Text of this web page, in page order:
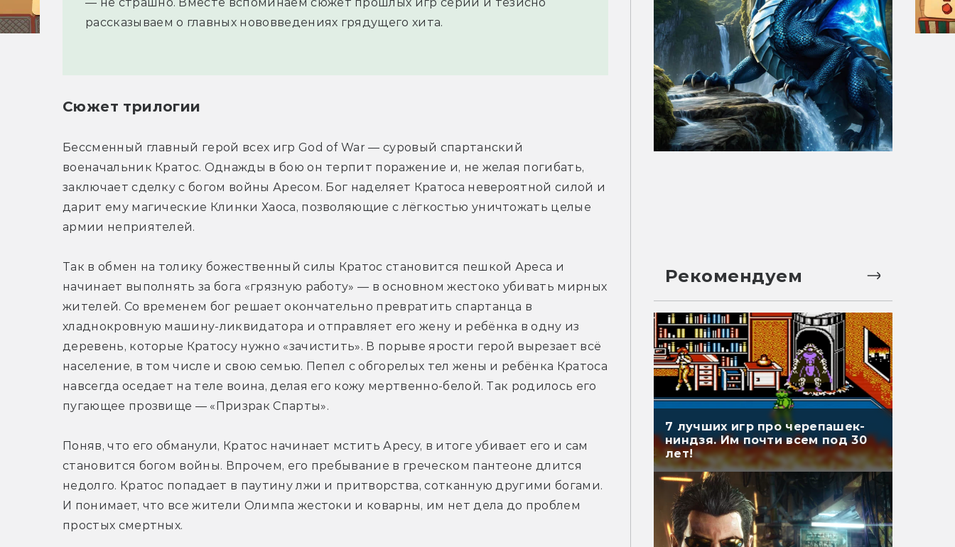
рассказываем о главных нововведениях грядущего хита.
Сюжет трилогии
Бессменный главный герой всех игр God of War — суровый спартанский
военачальник Кратос. Однажды в бою он терпит поражение и, не желая погибать,
заключает сделку с богом войны Аресом. Бог наделяет Кратоса невероятной силой и
дарит ему магические Клинки Хаоса, позволяющие с лёгкостью уничтожать целые
армии неприятелей.
Так в обмен на толику божественный силы Кратос становится пешкой Ареса и
начинает выполнять за бога «грязную работу» — в основном жестоко убивать мирных
жителей. Со временем бог решает окончательно превратить спартанца в
хладнокровную машину-ликвидатора и отправляет его жену и ребёнка в одну из
деревень, которые Кратосу нужно «зачистить». В порыве ярости герой вырезает всё
население, в том числе и свою семью. Пепел с обгорелых тел жены и ребёнка Кратоса
навсегда оседает на теле воина, делая его кожу мертвенно-белой. Так родилось его
пугающее прозвище — «Призрак Спарты».
Поняв, что его обманули, Кратос начинает мстить Аресу, в итоге убивает его и сам
становится богом войны. Впрочем, его пребывание в греческом пантеоне длится
недолго. Кратос попадает в паутину лжи и притворства, сотканную другими богами.
И понимает, что все жители Олимпа жестоки и коварны, им нет дела до проблем
простых смертных.
Рекомендуем
7 лучших игр про черепашек-
ниндзя. Им почти всем под 30
лет!